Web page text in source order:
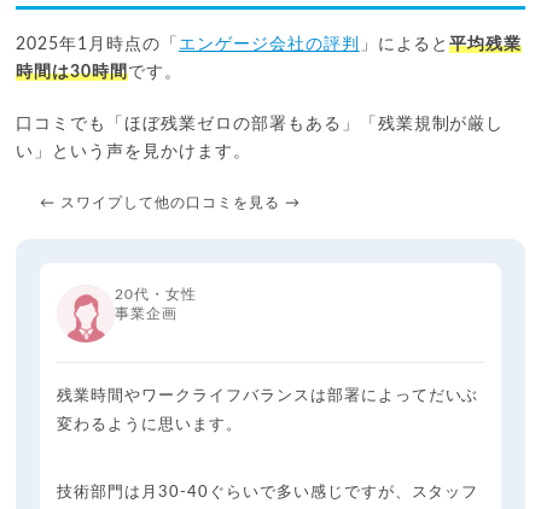
2025年1月時点の「 エンゲージ会社の評判 」によると平均残業
時間は30時間です。
口コミでも「ほぼ残業ゼロの部署もある」「残業規制が厳し
い」という声を見かけます。
← スワイプして他の口コミを見る →
20代・女性
事業企画
残業時間やワークライフバランスは部署によってだいぶ
変わるように思います。
技術部門は月30-40ぐらいで多い感じですが、スタッフ